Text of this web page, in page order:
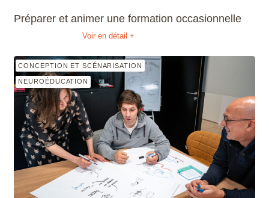
Préparer et animer une formation occasionnelle
Voir en détail +
CONCEPTION ET SCÉNARISATION
NEUROÉDUCATION